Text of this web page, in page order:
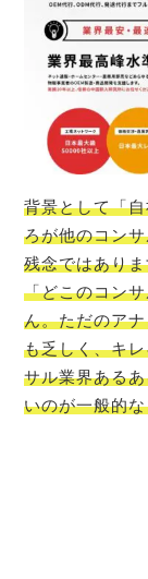
背景として「
ろが他のコン
残念ではあり
「どこのコン
ん。ただのア
も乏しく、キ
サル業界ある
いのが一般的